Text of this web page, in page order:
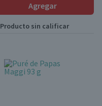
Agregar
Producto sin calificar